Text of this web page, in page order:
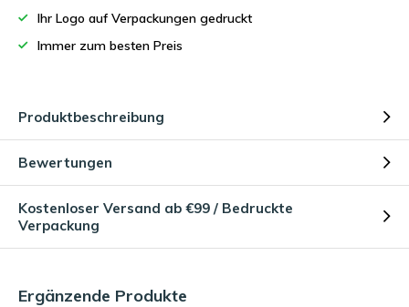
Ihr Logo auf Verpackungen gedruckt
Immer zum besten Preis
Produktbeschreibung
Bewertungen
Kostenloser Versand ab €99 / Bedruckte
Verpackung
Ergänzende Produkte